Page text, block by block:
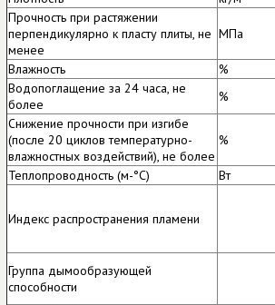
Прочность при растяжении
перпендикулярно к пласту плиты, не
менее
МПа
Влажность %
Водопоглащение за 24 часа, не
более
%
Снижение прочности при изгибе
(после 20 циклов температурно-
влажностных воздействий), не более
%
Теплопроводность (м-°С) Вт
Индекс распространения пламени
Группа дымообразующей
способности